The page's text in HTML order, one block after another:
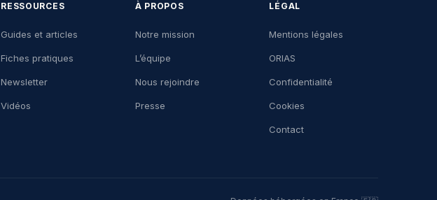
RESSOURCES
Guides et articles
Fiches pratiques
Newsletter
Vidéos
À PROPOS
Notre mission
L’équipe
Nous rejoindre
Presse
LÉGAL
Mentions légales
ORIAS
Confidentialité
Cookies
Contact